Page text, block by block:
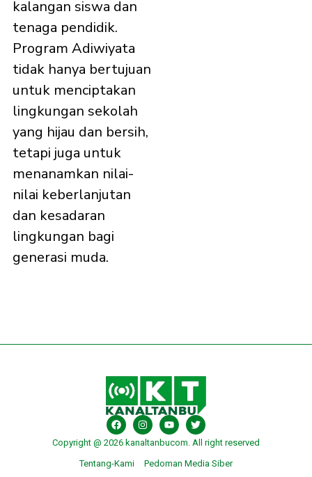
kalangan siswa dan
tenaga pendidik.
Program Adiwiyata
tidak hanya bertujuan
untuk menciptakan
lingkungan sekolah
yang hijau dan bersih,
tetapi juga untuk
menanamkan nilai-
nilai keberlanjutan
dan kesadaran
lingkungan bagi
generasi muda.
Copyright @ 2026 kanaltanbucom. All right reserved
Tentang-Kami
Pedoman Media Siber